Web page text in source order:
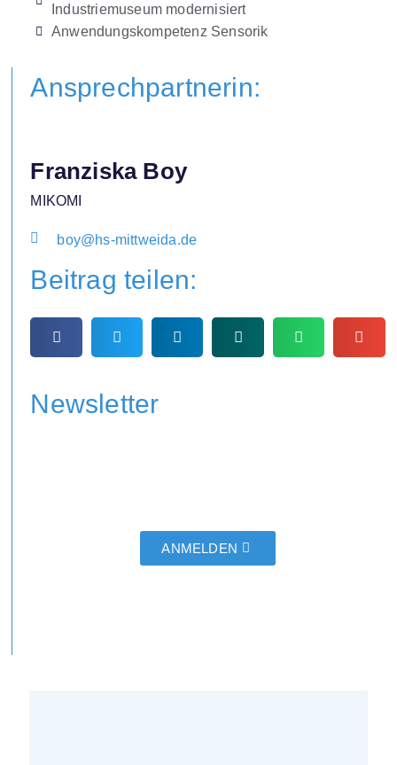
Industriemuseum modernisiert
Anwendungskompetenz Sensorik
Ansprechpartnerin:
Franziska Boy
MIKOMI
boy@hs-mittweida.de
Beitrag teilen:
Newsletter
ANMELDEN